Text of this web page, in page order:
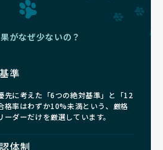
がなぜ少ないの？
準
先に考えた「6つの絶対基準」と「12
格率はわずか10%未満という、厳格
ダーだけを厳選しています。
体制